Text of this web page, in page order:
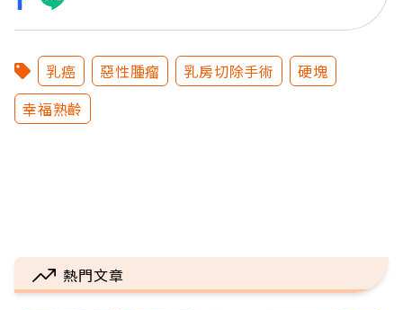
乳癌 惡性腫瘤 乳房切除手術
硬塊
幸福熟齡
熱門文章